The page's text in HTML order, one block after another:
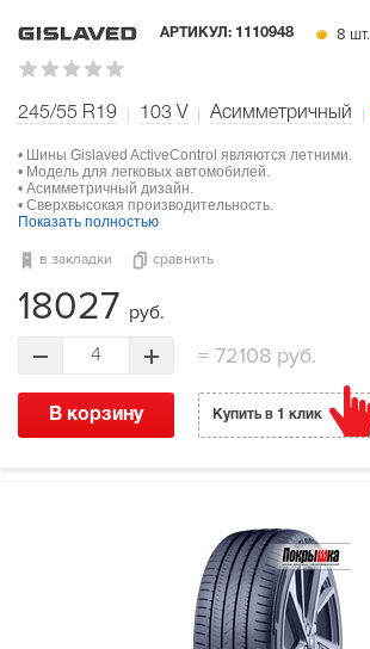
АРТИКУЛ: 1110948 8 шт.
245/55 R19 103 V Асимметричный
• Шины Gislaved ActiveControl являются летними.
• Модель для легковых автомобилей.
• Асимметричный дизайн.
• Сверхвысокая производительность.
Показать полностью
в закладки сравнить
18027 руб.
4 = 72108 руб.
В корзину Купить в 1 клик